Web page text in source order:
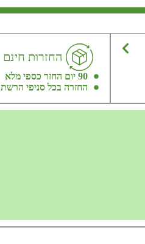
החזרות חינם
90 יום החזר כספי מלא
החזרה בכל סניפי הרשת